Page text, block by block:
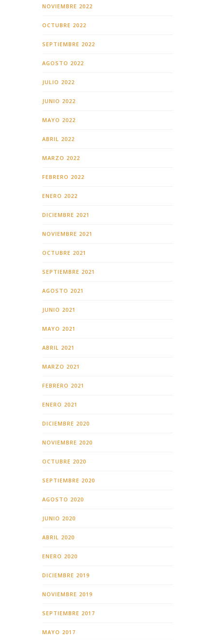
NOVIEMBRE 2022
OCTUBRE 2022
SEPTIEMBRE 2022
AGOSTO 2022
JULIO 2022
JUNIO 2022
MAYO 2022
ABRIL 2022
MARZO 2022
FEBRERO 2022
ENERO 2022
DICIEMBRE 2021
NOVIEMBRE 2021
OCTUBRE 2021
SEPTIEMBRE 2021
AGOSTO 2021
JUNIO 2021
MAYO 2021
ABRIL 2021
MARZO 2021
FEBRERO 2021
ENERO 2021
DICIEMBRE 2020
NOVIEMBRE 2020
OCTUBRE 2020
SEPTIEMBRE 2020
AGOSTO 2020
JUNIO 2020
ABRIL 2020
ENERO 2020
DICIEMBRE 2019
NOVIEMBRE 2019
SEPTIEMBRE 2017
MAYO 2017